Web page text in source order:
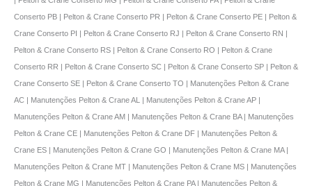
Conserto PB | Pelton & Crane Conserto PR | Pelton & Crane Conserto PE | Pelton &
Crane Conserto PI | Pelton & Crane Conserto RJ | Pelton & Crane Conserto RN |
Pelton & Crane Conserto RS | Pelton & Crane Conserto RO | Pelton & Crane
Conserto RR | Pelton & Crane Conserto SC | Pelton & Crane Conserto SP | Pelton &
Crane Conserto SE | Pelton & Crane Conserto TO | Manutenções Pelton & Crane
AC | Manutenções Pelton & Crane AL | Manutenções Pelton & Crane AP |
Manutenções Pelton & Crane AM | Manutenções Pelton & Crane BA | Manutenções
Pelton & Crane CE | Manutenções Pelton & Crane DF | Manutenções Pelton &
Crane ES | Manutenções Pelton & Crane GO | Manutenções Pelton & Crane MA |
Manutenções Pelton & Crane MT | Manutenções Pelton & Crane MS | Manutenções
Pelton & Crane MG | Manutenções Pelton & Crane PA | Manutenções Pelton &